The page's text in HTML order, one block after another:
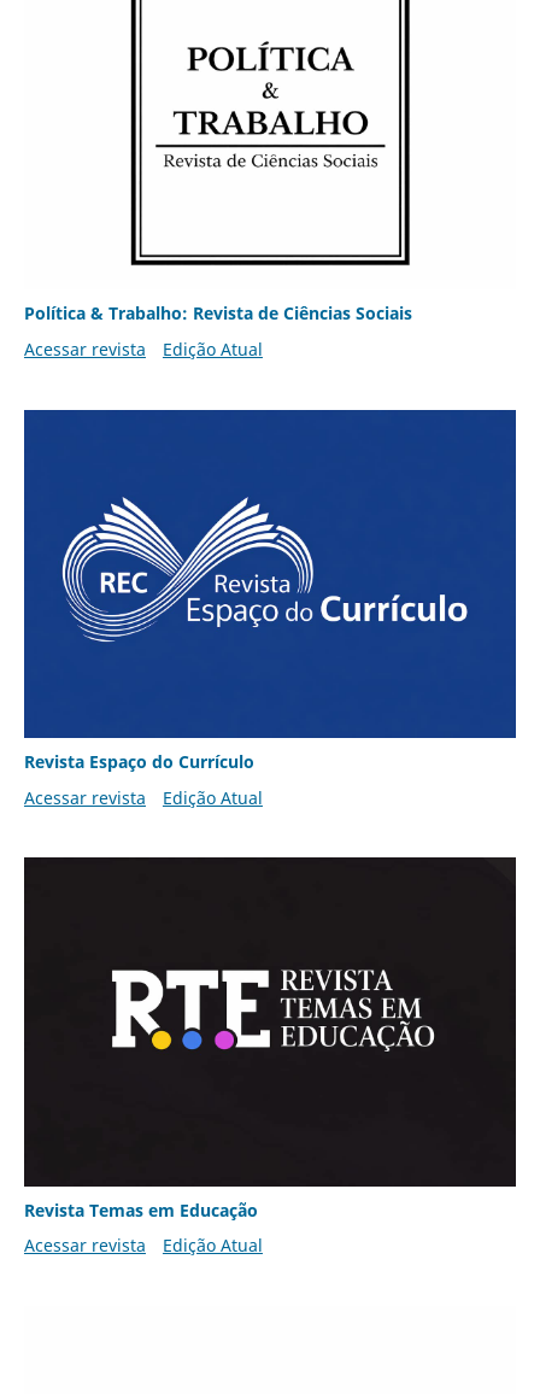
Política & Trabalho: Revista de Ciências Sociais
Acessar revista
Edição Atual
Revista Espaço do Currículo
Acessar revista
Edição Atual
Revista Temas em Educação
Acessar revista
Edição Atual